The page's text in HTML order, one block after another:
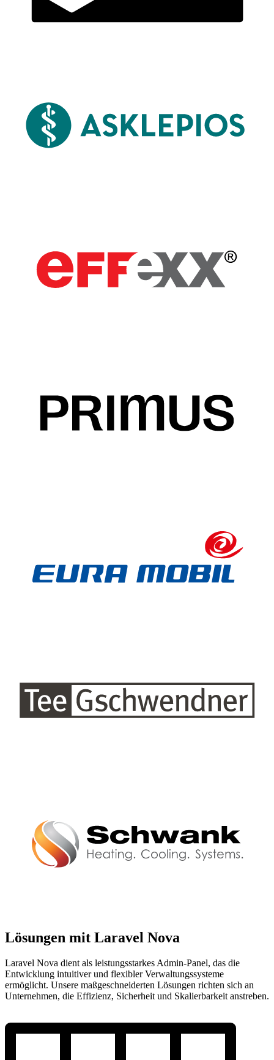
Lösungen mit Laravel Nova
Laravel Nova dient als leistungsstarkes Admin-Panel, das die
Entwicklung intuitiver und flexibler Verwaltungssysteme
ermöglicht. Unsere maßgeschneiderten Lösungen richten sich an
Unternehmen, die Effizienz, Sicherheit und Skalierbarkeit anstreben.